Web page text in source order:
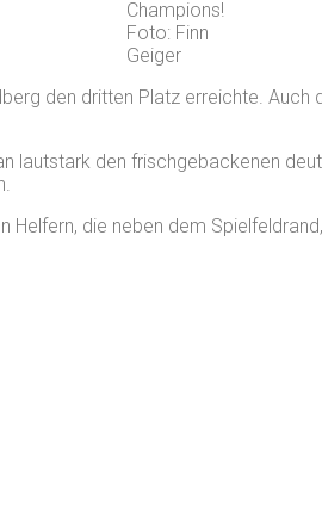
Champions!
Foto: Finn
Geiger
den dritten Platz erreichte.
lautstark den frischgebackenen
die neben dem